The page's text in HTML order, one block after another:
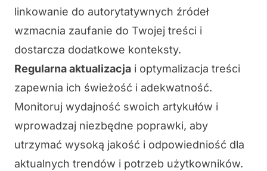
linkowanie do autorytatywnych źródeł
wzmacnia zaufanie do Twojej treści i
dostarcza dodatkowe konteksty.
Regularna aktualizacja i optymalizacja treści
zapewnia ich świeżość i adekwatność.
Monitoruj wydajność swoich artykułów i
wprowadzaj niezbędne poprawki, aby
utrzymać wysoką jakość i odpowiedniość dla
aktualnych trendów i potrzeb użytkowników.